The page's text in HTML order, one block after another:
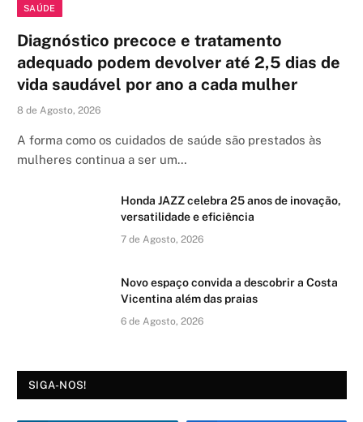
SAÚDE
Diagnóstico precoce e tratamento
adequado podem devolver até 2,5 dias de
vida saudável por ano a cada mulher
8 de Agosto, 2026
A forma como os cuidados de saúde são prestados às
mulheres continua a ser um…
Honda JAZZ celebra 25 anos de inovação,
versatilidade e eficiência
7 de Agosto, 2026
Novo espaço convida a descobrir a Costa
Vicentina além das praias
6 de Agosto, 2026
SIGA-NOS!